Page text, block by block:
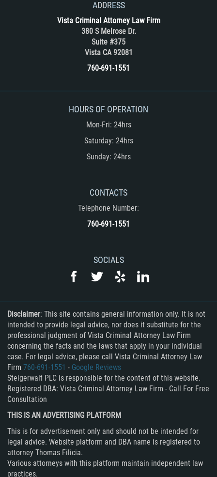
ADDRESS
Vista Criminal Attorney Law Firm
380 S Melrose Dr.
Suite #375
Vista CA 92081
760-691-1551
HOURS OF OPERATION
Mon-Fri: 24hrs
Saturday: 24hrs
Sunday: 24hrs
CONTACTS
Telephone Number:
760-691-1551
SOCIALS
Disclaimer: This site contains general information only. It is not
intended to provide legal advice, nor does it substitute for the
professional judgment of Vista Criminal Attorney Law Firm
concerning the facts and the laws that apply in your individual
case. For legal advice, please call Vista Criminal Attorney Law
Firm 760-691-1551 - Google Reviews
Steigerwalt PLC is responsible for the content of this website.
Registered DBA: Vista Criminal Attorney Law Firm - Call For Free
Consultation
THIS IS AN ADVERTISING PLATFORM
This is for advertisement only and should not be intended for
legal advice. Website platform and DBA name is registered to
attorney Thomas Filicia.
Various attorneys with this platform maintain independent law
practices.